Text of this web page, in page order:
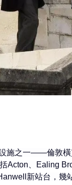
施之一——倫敦
Acton、Ealing
新站台，幾